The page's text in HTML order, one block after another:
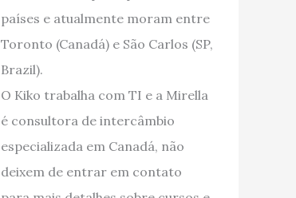
países e atualmente moram entre
Toronto (Canadá) e São Carlos (SP,
Brazil).
O Kiko trabalha com TI e a Mirella
é consultora de intercâmbio
especializada em Canadá, não
deixem de entrar em contato